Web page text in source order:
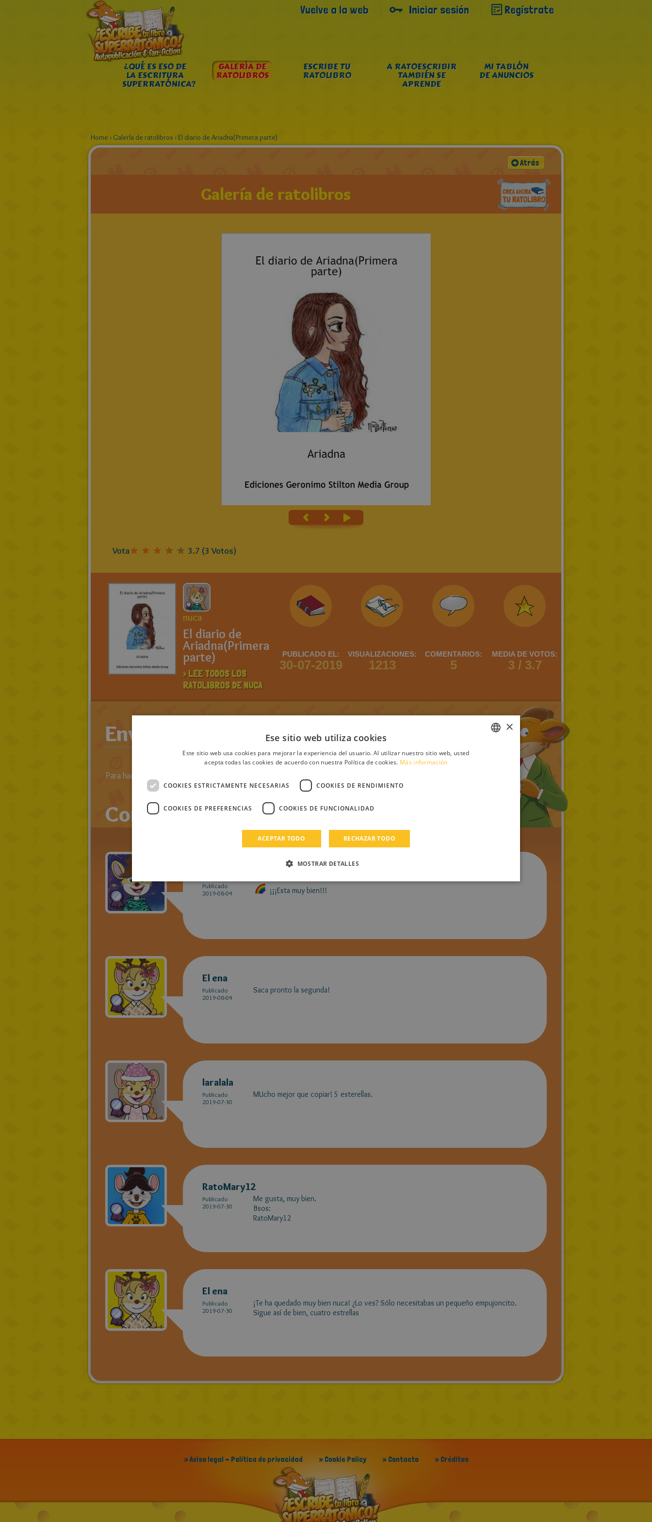
Vuelve a la web Iniciar sesión Regístrate
¿QUÉ ES ESO DE
LA ESCRITURA
SUPERRATÓNICA?
GALERÍA DE
RATOLIBROS
ESCRIBE TU
RATOLIBRO
A RATOESCRIBIR
TAMBIÉN SE
APRENDE
MI TABLÓN
DE ANUNCIOS
Home › Galería de ratolibros ›El diario de Ariadna(Primera parte)
Galería de ratolibros
Atrás
Vota 3.7 (3 Votos)
nuca
El diario de
Ariadna(Primera
parte)
> LEE TODOS LOS
RATOLIBROS DE NUCA
PUBLICADO EL:
30-07-2019
VISUALIZACIONES:
1213
COMENTARIOS:
5
MEDIA DE VOTOS:
3 / 3.7
Enviar comentario
Para hacer comentarios primero debes iniciar sesión
Comentarios
Publicado
2019-08-04
¡¡¡Esta muy bien!!!
El ena
Publicado
2019-08-04
Saca pronto la segunda!
laralala
Publicado
2019-07-30
MUcho mejor que copiar! 5 esterellas.
RatoMary12
Publicado
2019-07-30
Me gusta, muy bien.
Bsos:
RatoMary12
El ena
Publicado
2019-07-30
¡Te ha quedado muy bien nuca! ¿Lo ves? Sólo necesitabas un pequeño empujoncito.
Sigue así de bien, cuatro estrellas
» Aviso legal - Política de privacidad » Cookie Policy » Contacto » Créditos
TURKISH
×
Ese sitio web utiliza cookies
Este sitio web usa cookies para mejorar la experiencia del usuario. Al utilizar nuestro sitio web, usted
acepta todas las cookies de acuerdo con nuestra Política de cookies. Más información
COOKIES ESTRICTAMENTE NECESARIAS COOKIES DE RENDIMIENTO
COOKIES DE PREFERENCIAS COOKIES DE FUNCIONALIDAD
ACEPTAR TODO RECHAZAR TODO
MOSTRAR DETALLES